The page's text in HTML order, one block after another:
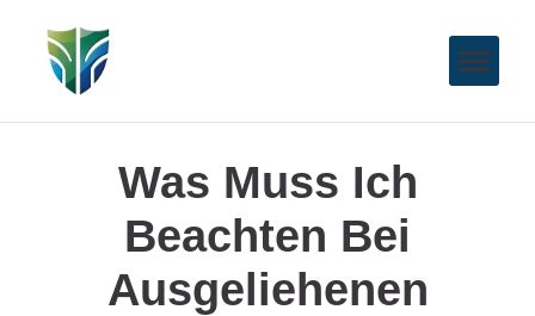
Was Muss Ich
Beachten Bei
Ausgeliehenen